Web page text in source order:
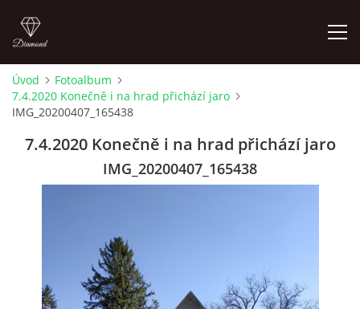
LETNÍ KINO NA HRADĚ 2022
ÚVOD
Úvod
Fotoalbum
7.4.2020 Konečně i na hrad přichází jaro
IMG_20200407_165438
7.4.2020 Konečně i na hrad přichází jaro
IMG_20200407_165438